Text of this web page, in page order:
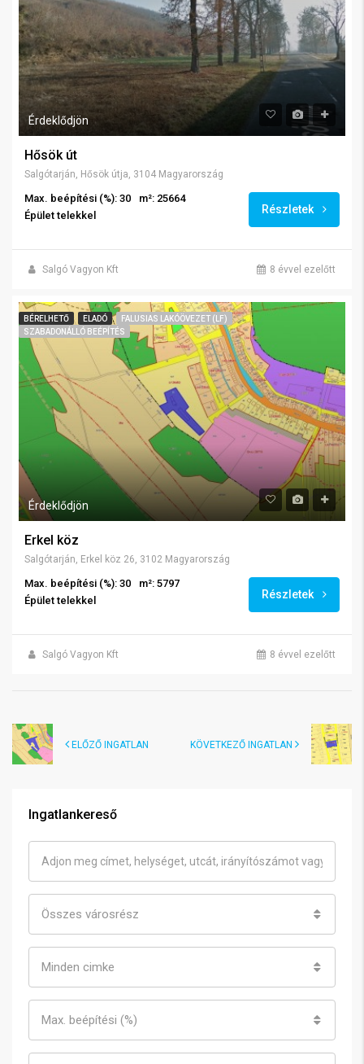
Érdeklődjön
Hősök út
Salgótarján, Hősök útja, 3104 Magyarország
Max. beépítési (%): 30
m²: 25664
Épület telekkel
Részletek
Salgó Vagyon Kft 8 évvel ezelőtt
BÉRELHETŐ ELADÓ
FALUSIAS LAKÓÖVEZET (LF)
SZABADONÁLLÓ BEÉPÍTÉS
Érdeklődjön
Erkel köz
Salgótarján, Erkel köz 26, 3102 Magyarország
Max. beépítési (%): 30
m²: 5797
Épület telekkel
Részletek
Salgó Vagyon Kft 8 évvel ezelőtt
ELŐZŐ INGATLAN KÖVETKEZŐ INGATLAN
Ingatlankereső
Összes városrész
Minden cimke
Max. beépítési (%)